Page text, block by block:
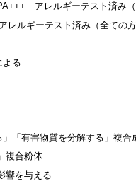
完売
¥ 12,100
アレルギーテスト済み
ルギーテスト済み（全ての
よる
「有害物質を分解する」複合
複合粉体
響を与える